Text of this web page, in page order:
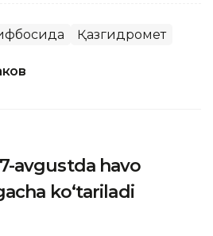
Қазгидромет
avgustda havo
ko‘tariladi